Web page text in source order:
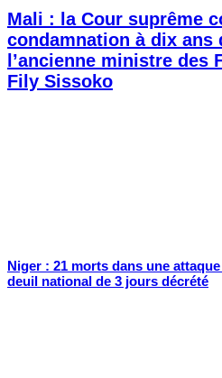
Mali : la Cour suprême
condamnation à dix ans
l’ancienne ministre des
Fily Sissoko
Niger : 21 morts dans une
deuil national de 3 jours décrété